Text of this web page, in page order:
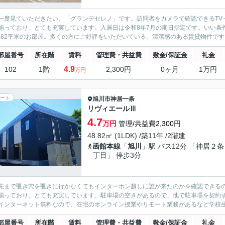
度見ていただきたい、「グランデセレノ」です。訪問者をカメラで確認できる
っており、とても充実しています。入居日は令和8年7月の期日指定です。いい
平米のお部屋。多くの方にご好評をいただいている、清潔感のある賃貸物件で
屋番号 所在階 賃料 管理費・共益費 敷金/保証金 礼金
102 1階 4.9万円 2,300円 0ヶ月 1万円
ト 旭川市神居一条
リヴィエールⅢ
4.7万円 管理/共益費2,300円
48.82㎡ (1LDK) /築11年 /2階建
函館本線 「旭川
」駅 バス12分 「神居２
丁目」 停歩3分
まで覗き穴を覗きに行かなくてもインターホン越しに誰が来たのかを確認でき
っており、とても充実しています。駐車場の空きがあるので、他で駐車場を契
ンターネット無料なので、在宅のオンライン授業やリモート業務があるなど学
屋番号 所在階 賃料 管理費・共益費 敷金/保証金 礼金